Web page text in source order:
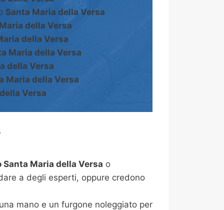
Santa Maria della Versa
della Versa
della Versa
Maria della Versa
della Versa
Maria della Versa
Versa
Maria della Versa o
a degli esperti, oppure credono
mano e un furgone noleggiato per